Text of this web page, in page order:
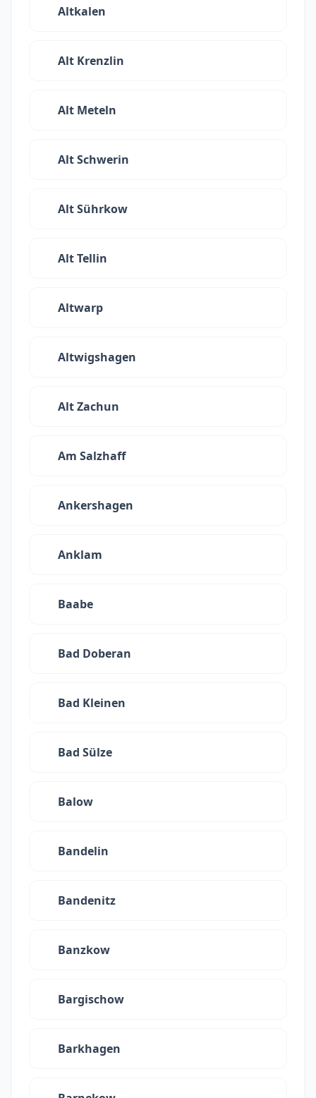
Altkalen
Alt Krenzlin
Alt Meteln
Alt Schwerin
Alt Sührkow
Alt Tellin
Altwarp
Altwigshagen
Alt Zachun
Am Salzhaff
Ankershagen
Anklam
Baabe
Bad Doberan
Bad Kleinen
Bad Sülze
Balow
Bandelin
Bandenitz
Banzkow
Bargischow
Barkhagen